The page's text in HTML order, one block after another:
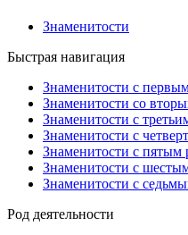
Знаменитости
Быстрая навигация
Знаменитости с
Знаменитости со
Знаменитости с
Знаменитости с
Знаменитости с пятым
Знаменитости с
Знаменитости с
Род деятельности